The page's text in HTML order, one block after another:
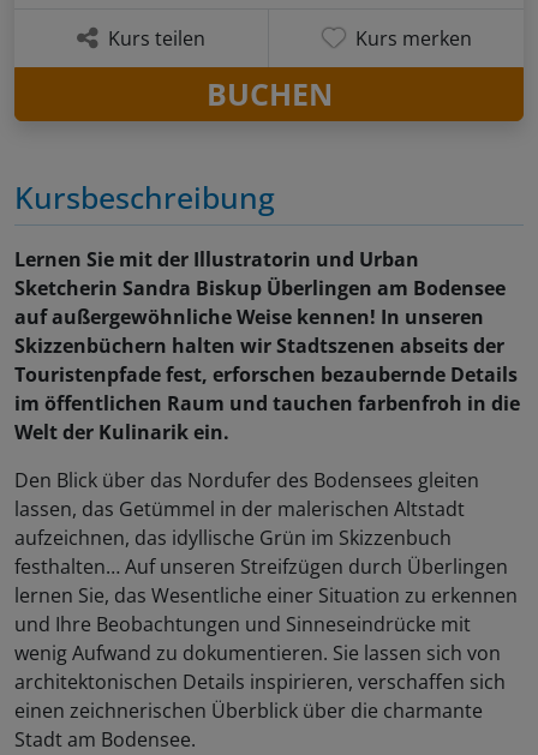
Kursbeschreibung
Lernen Sie mit der Illustratorin und Urban
Sketcherin Sandra Biskup Überlingen am Bodensee
auf außergewöhnliche Weise kennen! In unseren
Skizzenbüchern halten wir Stadtszenen abseits der
Touristenpfade fest, erforschen bezaubernde Details
im öffentlichen Raum und tauchen farbenfroh in die
Welt der Kulinarik ein.
Den Blick über das Nordufer des Bodensees gleiten
lassen, das Getümmel in der malerischen Altstadt
aufzeichnen, das idyllische Grün im Skizzenbuch
festhalten… Auf unseren Streifzügen durch Überlingen
lernen Sie, das Wesentliche einer Situation zu erkennen
und Ihre Beobachtungen und Sinneseindrücke mit
wenig Aufwand zu dokumentieren. Sie lassen sich von
architektonischen Details inspirieren, verschaffen sich
einen zeichnerischen Überblick über die charmante
Stadt am Bodensee.
Kurs teilen Kurs merken
BUCHEN